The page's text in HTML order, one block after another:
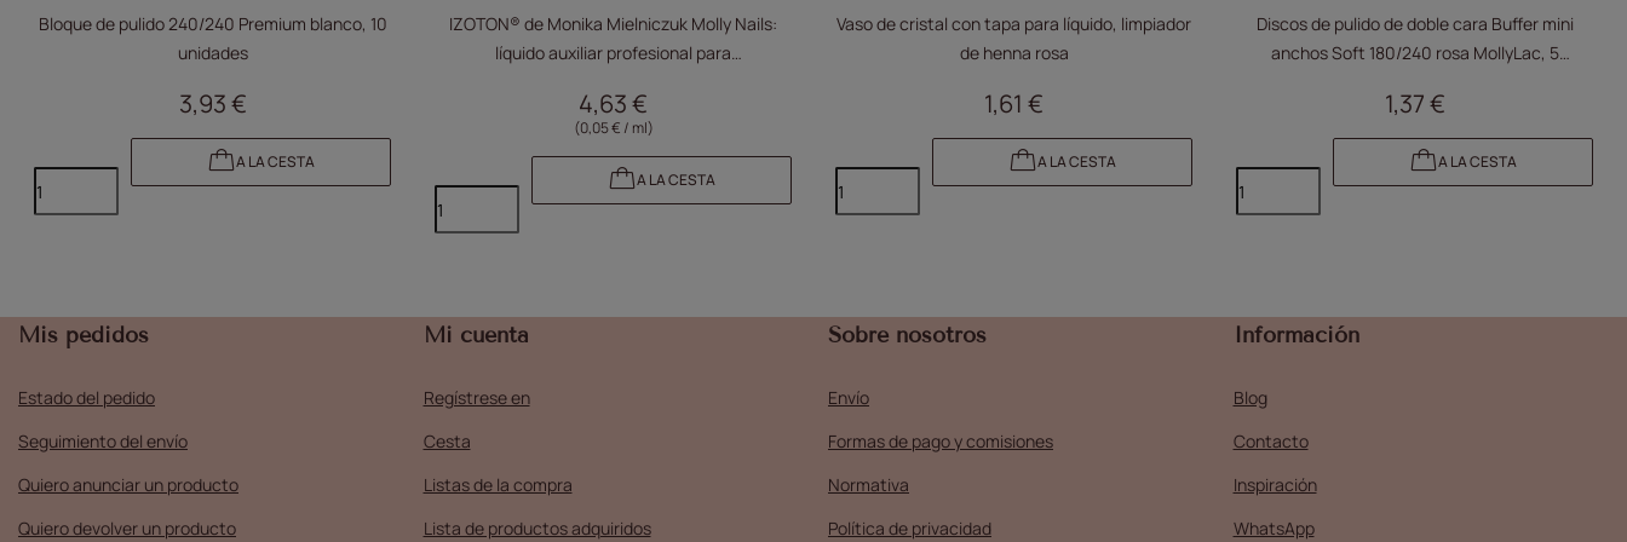
Bloque de pulido 240/240 Premium blanco, 10
unidades
3,93 €
A LA CESTA
IZOTON® de Monika Mielniczuk Molly Nails:
líquido auxiliar profesional para
inhibición de acrilogel, 100 ml
4,63 €
(0,05 € / ml)
A LA CESTA
Vaso de cristal con tapa para líquido, limpiador
de henna rosa
1,61 €
A LA CESTA
Discos de pulido de doble cara Buffer mini
anchos Soft 180/240 rosa MollyLac, 5
1,37 €
A LA CESTA
Mis pedidos
Estado del pedido
Seguimiento del envío
Quiero anunciar un producto
Quiero devolver un producto
Mi cuenta
Regístrese en
Cesta
Listas de la compra
Lista de productos adquiridos
Sobre nosotros
Envío
Formas de pago y comisiones
Normativa
Política de privacidad
Información
Blog
Contacto
Inspiración
WhatsApp